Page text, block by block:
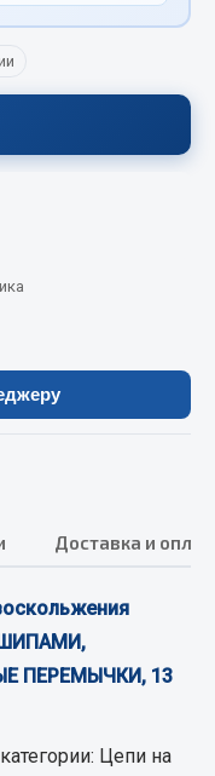
Доставка и
ШИПАМИ,
ПЕРЕМЫЧКИ, 13
Цепи на